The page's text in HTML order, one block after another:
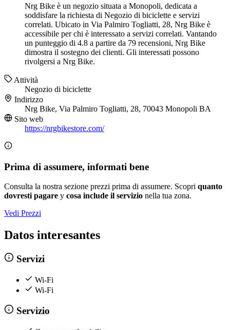
Nrg Bike è un negozio situata a Monopoli, dedicata a
soddisfare la richiesta di Negozio di biciclette e servizi
correlati. Ubicato in Via Palmiro Togliatti, 28, Nrg Bike è
accessibile per chi è interessato a servizi correlati. Vantando
un punteggio di 4.8 a partire da 79 recensioni, Nrg Bike
dimostra il sostegno dei clienti. Gli interessati possono
rivolgersi a Nrg Bike.
Attività
Negozio di biciclette
Indirizzo
Nrg Bike, Via Palmiro Togliatti, 28, 70043 Monopoli BA
Sito web
https://nrgbikestore.com/
Prima di assumere, informati bene
Consulta la nostra sezione prezzi prima di assumere. Scopri quanto
dovresti pagare y cosa include il servizio nella tua zona.
Vedi Prezzi
Datos interesantes
Servizi
Wi-Fi
Wi-Fi
Servizio